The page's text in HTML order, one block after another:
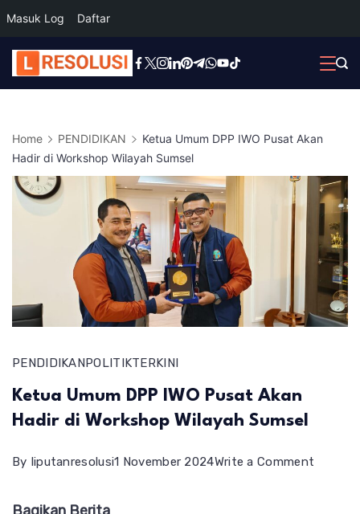
Masuk Log Daftar
Skip
to
Home PENDIDIKAN
Ketua Umum DPP IWO Pusat Akan
Hadir di Workshop Wilayah Sumsel
PENDIDIKAN POLITIKTERKINI
Ketua Umum DPP IWO Pusat Akan
Hadir di Workshop Wilayah Sumsel
By liputanresolusi1 November 2024Write a Comment